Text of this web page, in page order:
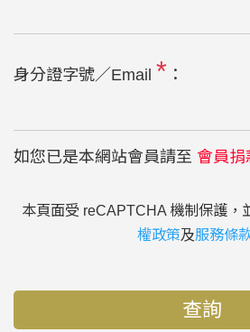
身分證字號／Email * ：
如您已是本網站會員請至 會員捐
本頁面受 reCAPTCHA 機制保護，
權政策及服務條
查詢